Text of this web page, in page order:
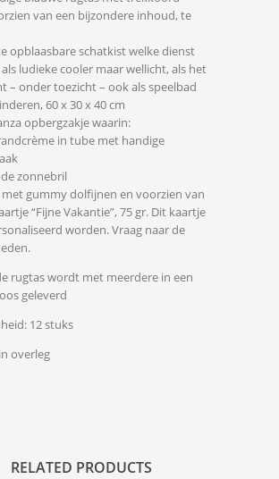
van een bijzondere inhoud, te
opblaasbare schatkist welke dienst
ludieke cooler maar wellicht, als het
– onder toezicht – ook als speelbad
60 x 30 x 40 cm
opbergzakje waarin:
in tube met handige
zonnebril
met gummy dolfijnen en voorzien van
“Fijne Vakantie”, 75 gr. Dit kaartje
worden. Vraag naar de
rugtas wordt met meerdere in een
geleverd
12 stuks
overleg
RELATED PRODUCTS